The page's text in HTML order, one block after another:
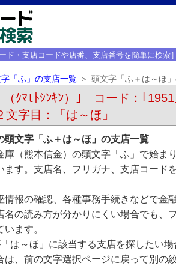
ド・支店コードや店番、支店番号を簡単に検索］
「ふ」の支店一覧 頭文字「ふ＋は～ほ
ｸﾏﾓﾄｼﾝｷﾝ）｣ コード：｢1951
字目：「は～ほ」
頭文字「ふ＋は～ほ」の支店一覧
庫（熊本信金）の頭文字「ふ」で始ま
ます。支店名、フリガナ、支店コード
情報の確認、各種事務手続きなどで金
名の読み方が分かりにくい場合でも、
ます。
は～ほ」に該当する支店を探したい
、前の文字選択ページに戻って別の